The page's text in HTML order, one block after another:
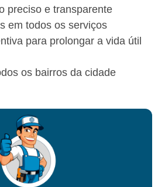
preciso e transparente
em todos os serviços
para prolongar a vida útil
os bairros da cidade